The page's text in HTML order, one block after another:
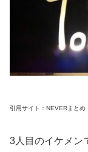
引用サイト：NEVERまとめ
3人目のイケメン